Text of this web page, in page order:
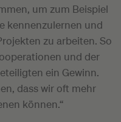
um zum Beispiel
kennenzulernen und
zu arbeiten. So
und der
ein Gewinn.
dass wir oft mehr
können.“